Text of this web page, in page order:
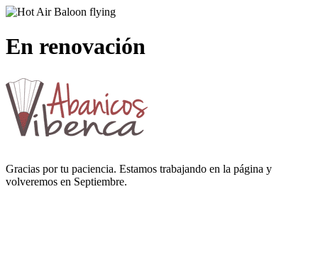
En renovación
Gracias por tu paciencia. Estamos trabajando en la página y
volveremos en Septiembre.